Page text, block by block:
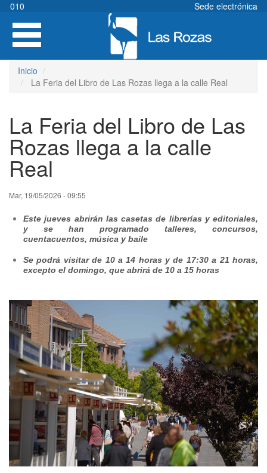
Pasar
contenido
principal
010
Sede electrónica
Toggle
navigation
Inicio
La Feria del Libro de Las Rozas llega a la calle Real
La Feria del Libro de Las
Rozas llega a la calle
Real
Mar, 19/05/2026 - 09:55
Este jueves abrirán las casetas de librerías y editoriales,
y se han programado talleres, concursos,
cuentacuentos, música y baile
Se podrá visitar de 10 a 14 horas y de 17:30 a 21 horas,
excepto el domingo, que abrirá de 10 a 15 horas